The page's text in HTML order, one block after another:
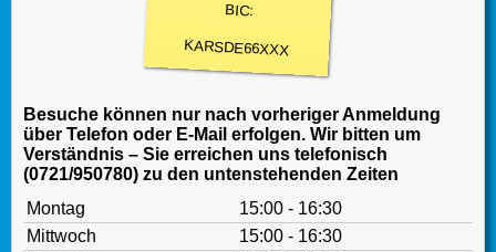
BIC:
KARSDE66XXX
Besuche können nur nach vorheriger Anmeldung
über Telefon oder E-Mail erfolgen. Wir bitten um
Verständnis – Sie erreichen uns telefonisch
(0721/950780) zu den untenstehenden Zeiten
Montag
15:00 - 16:30
Mittwoch
15:00 - 16:30